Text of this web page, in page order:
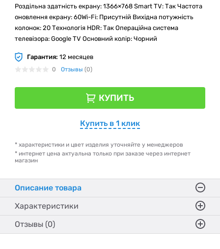
Роздільна здатність екрану: 1366×768 Smart TV: Так Частота
оновлення екрану: 60Wi-Fi: Присутній Вихідна потужність
колонок: 20 Технологія HDR: Так Операційна система
телевізора: Google TV Основний колір: Чорний
Гарантия: 12 месяцев
0 Отзывы (0)
КУПИТЬ
Купить в 1 клик
* характеристики и цвет изделия уточняйте у менеджеров
* интернет цена актуальна только при заказе через интернет
магазин
Описание товара
Характеристики
Отзывы (0)